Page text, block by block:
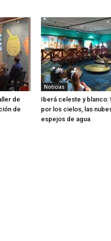
de
de
Noticias
Iberá celeste y blanco:
por los cielos, las
espejos de agua